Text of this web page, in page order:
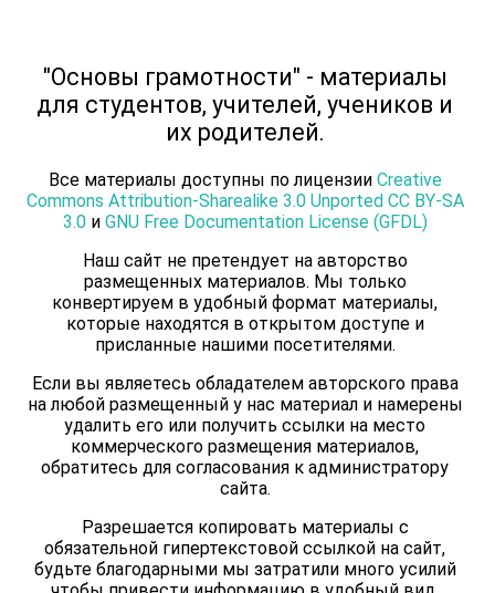
"Основы грамотности" - материалы
для студентов, учителей, учеников и
их родителей.
Все материалы доступны по лицензии Creative
Commons Attribution-Sharealike 3.0 Unported CC BY-SA
3.0и GNU Free Documentation License (GFDL)
Наш сайт не претендует на авторство
размещенных материалов. Мы только
конвертируем в удобный формат материалы,
которые находятся в открытом доступе и
присланные нашими посетителями.
Если вы являетесь обладателем авторского права
на любой размещенный у нас материал и намерены
удалить его или получить ссылки на место
коммерческого размещения материалов,
обратитесь для согласования к администратору
сайта.
Разрешается копировать материалы с
обязательной гипертекстовой ссылкой на сайт,
будьте благодарными мы затратили много усилий